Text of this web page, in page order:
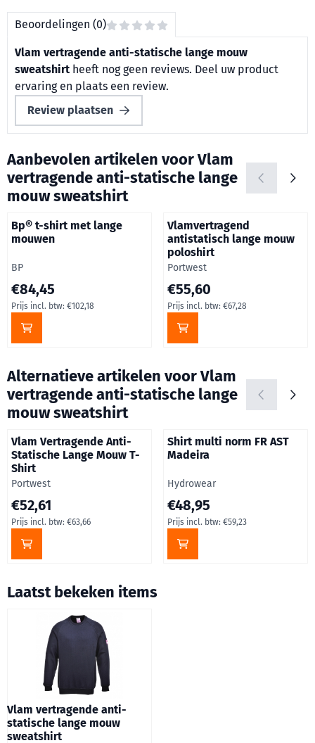
Beoordelingen (0)
Vlam vertragende anti-statische lange mouw
sweatshirt heeft nog geen reviews. Deel uw product
ervaring en plaats een review.
Review plaatsen
Aanbevolen artikelen voorVlam
vertragende anti-statische lange
mouw sweatshirt
Bp® t-shirt met lange
mouwen
Merk:
BP
Prijs: 84,45, inclusief btw: 102,18
€84,45
Prijs incl. btw: €102,18
Vlamvertragend
antistatisch lange mouw
poloshirt
Merk:
Portwest
Prijs: 55,60, inclusief btw:
€55,60
Prijs incl. btw: €67,28
Alternatieve artikelen voorVlam
vertragende anti-statische lange
mouw sweatshirt
Vlam Vertragende Anti-
Statische Lange Mouw T-
Shirt
Merk:
Portwest
Prijs: 52,61, inclusief btw: 63,66
€52,61
Prijs incl. btw: €63,66
Shirt multi norm FR AST
Madeira
Merk:
Hydrowear
Prijs: 48,95, inclusief btw:
€48,95
Prijs incl. btw: €59,23
Laatst bekeken items
Vlam vertragende anti-
statische lange mouw
sweatshirt